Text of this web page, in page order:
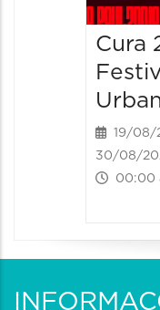
Cura
19/08/
30/08/
00:00